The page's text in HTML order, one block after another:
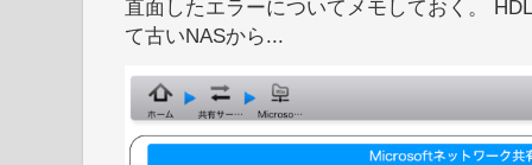
直面したエラーについてメモしておく。
て古いNASから...